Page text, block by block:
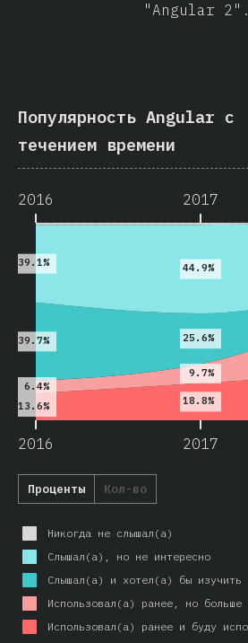
"Angular 2".
Популярность Angular с
течением времени
2016 2017
2016 2017
13.6% 18.8%
6.4%
9.7%
39.7% 25.6%
39.1% 44.9%
Проценты Кол-во
Никогда не слышал(а)
Слышал(а), но не интересно
Слышал(а) и хотел(а) бы изучить
Использовал(а) ранее, но больше
Использовал(а) ранее и буду